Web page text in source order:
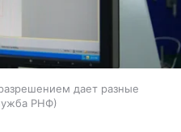
дает разные
РНФ